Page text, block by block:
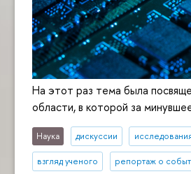
На этот раз тема была
области, в которой за
Наука дискуссии
взгляд ученого репортаж о